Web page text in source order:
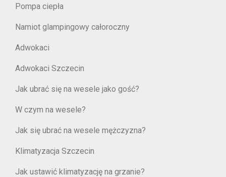
Pompa ciepła
Namiot glampingowy całoroczny
Adwokaci
Adwokaci Szczecin
Jak ubrać się na wesele jako gość?
W czym na wesele?
Jak się ubrać na wesele mężczyzna?
Klimatyzacja Szczecin
Jak ustawić klimatyzację na grzanie?